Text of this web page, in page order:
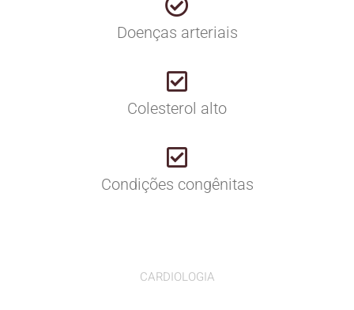
Doenças arteriais
Colesterol alto
Condições congênitas
CARDIOLOGIA